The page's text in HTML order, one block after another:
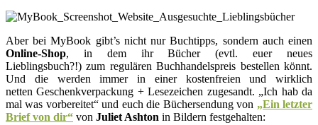
Aber bei MyBook gibt’s nicht nur Buchtipps, sondern auch einen
Online-Shop, in dem ihr Bücher (evtl. euer neues
Lieblingsbuch?!) zum regulären Buchhandelspreis bestellen könnt.
Und die werden immer in einer kostenfreien und wirklich
netten Geschenkverpackung + Lesezeichen zugesandt. „Ich hab da
mal was vorbereitet“ und euch die Büchersendung von „Ein letzter
Brief von dir“ von Juliet Ashton in Bildern festgehalten: